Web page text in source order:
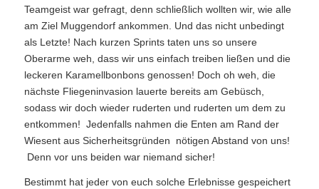
Teamgeist war gefragt, denn schließlich wollten wir, wie alle
am Ziel Muggendorf ankommen. Und das nicht unbedingt
als Letzte! Nach kurzen Sprints taten uns so unsere
Oberarme weh, dass wir uns einfach treiben ließen und die
leckeren Karamellbonbons genossen! Doch oh weh, die
nächste Fliegeninvasion lauerte bereits am Gebüsch,
sodass wir doch wieder ruderten und ruderten um dem zu
entkommen! Jedenfalls nahmen die Enten am Rand der
Wiesent aus Sicherheitsgründen nötigen Abstand von uns!
Denn vor uns beiden war niemand sicher!
Bestimmt hat jeder von euch solche Erlebnisse gespeichert